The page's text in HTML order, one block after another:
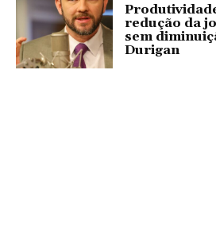
redução da
sem
Durigan